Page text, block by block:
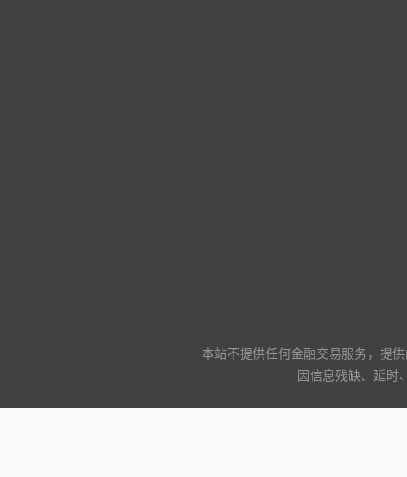
本站不提供任何金融交易服务，提
因信息残缺、延时